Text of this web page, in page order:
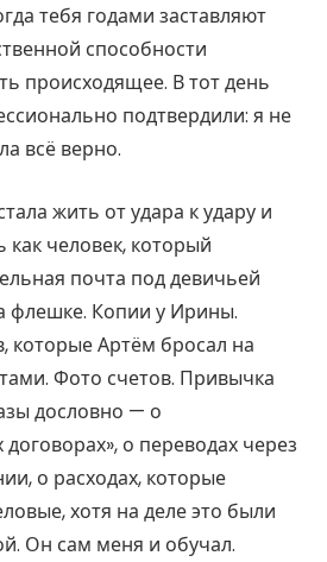
тебя годами заставляют
способности
происходящее. В тот день
подтвердили: я не
всё верно.
жить от удара к удару и
как человек, который
почта под девичьей
флешке. Копии у Ирины.
которые Артём бросал на
Фото счетов. Привычка
дословно — о
о переводах через
о расходах, которые
хотя на деле это были
Он сам меня и обучал.